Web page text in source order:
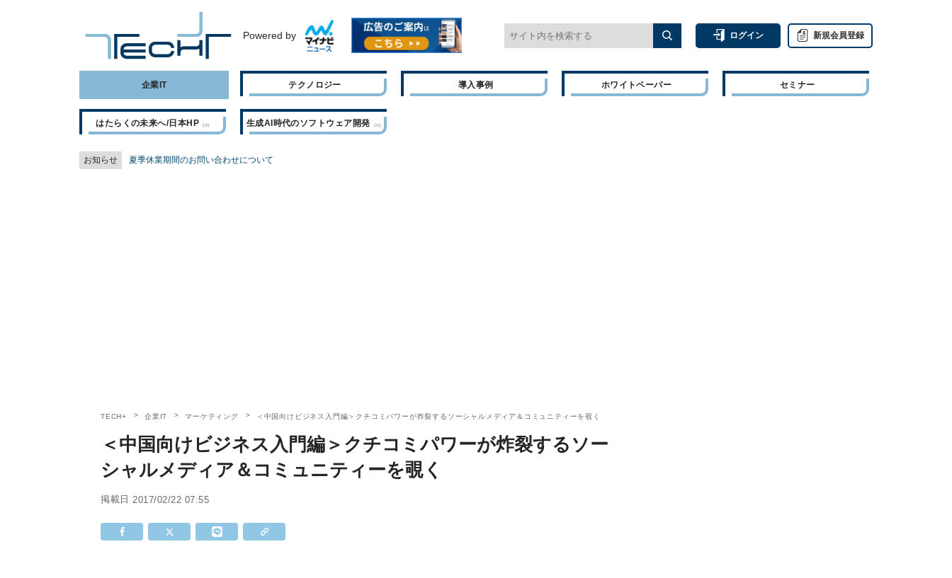
Powered by ログイン 新規会員登録
企業IT テクノロジー 導入事例 ホワイトペーパー セミナー
はたらくの未来へ/日本HP 生成AI時代のソフトウェア開発
お知らせ 夏季休業期間のお問い合わせについて
TECH+ 企業IT マーケティング ＜中国向けビジネス入門編＞クチコミパワーが炸裂するソーシャルメディア＆コミュニティーを覗く
＜中国向けビジネス入門編＞クチコミパワーが炸裂するソー
シャルメディア＆コミュニティーを覗く
掲載日 2017/02/22 07:55